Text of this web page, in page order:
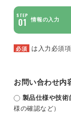
STEP
01 情報の入力
必須 は入力必須項
お問い合わせ内
製品仕様や技術
様の確認など）